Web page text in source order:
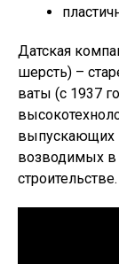
Датская
шерсть) –
ваты (с 1937
выпускающих
возводимых
строительстве.